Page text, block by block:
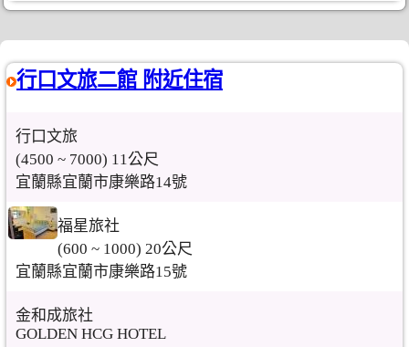
行口文旅二館 附近住宿
行口文旅
(4500 ~ 7000) 11公尺
宜蘭縣宜蘭市康樂路14號
福星旅社
(600 ~ 1000) 20公尺
宜蘭縣宜蘭市康樂路15號
金和成旅社
GOLDEN HCG HOTEL